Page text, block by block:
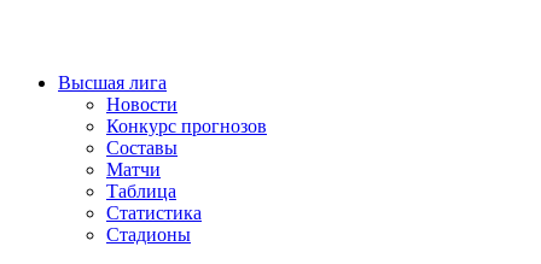
Высшая лига
Новости
Конкурс прогнозов
Составы
Матчи
Таблица
Статистика
Стадионы